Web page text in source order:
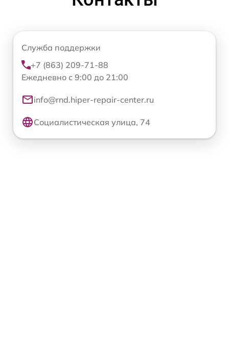
Служба поддержки
+7 (863) 209-71-88
Ежедневно с 9:00 до 21:00
info@rnd.hiper-repair-center.ru
Социалистическая улица, 74